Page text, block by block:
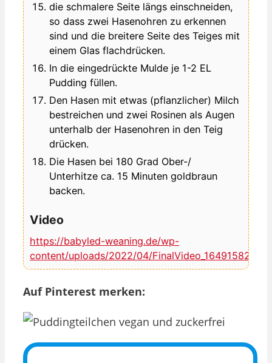
die schmalere Seite längs einschneiden,
so dass zwei Hasenohren zu erkennen
sind und die breitere Seite des Teiges mit
einem Glas flachdrücken.
In die eingedrückte Mulde je 1-2 EL
Pudding füllen.
Den Hasen mit etwas (pflanzlicher) Milch
bestreichen und zwei Rosinen als Augen
unterhalb der Hasenohren in den Teig
drücken.
Die Hasen bei 180 Grad Ober-/
Unterhitze ca. 15 Minuten goldbraun
backen.
Video
https://babyled-weaning.de/wp-
content/uploads/2022/04/
Auf Pinterest merken: